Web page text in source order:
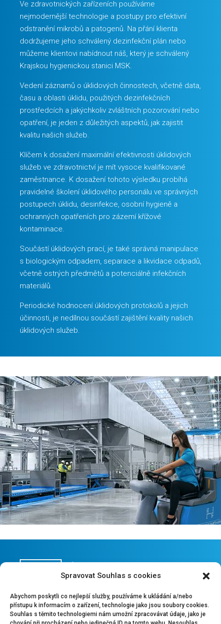
Spravovat Souhlas s cookies
Abychom poskytli co nejlepší služby, používáme k ukládání a/nebo
přístupu k informacím o zařízení, technologie jako jsou soubory cookies.
Souhlas s těmito technologiemi nám umožní zpracovávat údaje, jako je
Ve zdravotnických zařízeních používáme
nejmodernější technologie a postupy pro efektivní
odstranění mikrobů a patogenů. Na přání klienta
dodržujeme jeho schválený dezinfekční plán nebo
můžeme klientovi nabídnout náš, který je schválený
Krajskou hygienickou stanici MSK.
Vedení záznamů o úklidových činnostech, včetně data,
času a oblasti úklidu, použitých dezinfekčních
prostředcích a jakýchkoliv zvláštních pozorování nebo
opatření, je jeden z důležitých aspektů, jak zajistit
kvalitu našich služeb.
Klíčem k dosažení maximální efektivnosti úklidových
služeb ve zdravotnictví je mít vysoce kvalifikované
zaměstnance. K dosažení tohoto výsledku probíhá
pravidelné školení úklidového personálu ve správných
postupech úklidu, desinfekce, osobní hygieně a
ochranných opatřeních pro zázemí křížové
kontaminace.
Součástí úklidových prací, je také správná manipulace
s biologickým odpadem, separace a likvidace odpadů,
včetně ostrých předmětů a potenciálně infekčních
materiálů.
Periodické hodnocení úklidových protokolů a jejich
účinnosti, je nedílnou součástí zajištění kvality našich
úklidových služeb.
Specializujeme se na komplexní úklidové služby pro